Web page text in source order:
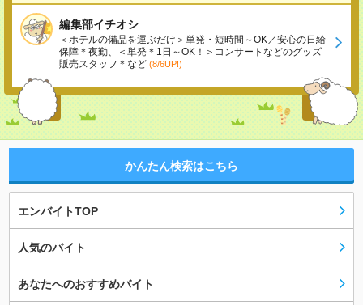
編集部イチオシ
＜ホテルの備品を運ぶだけ＞単発・短時間～OK／安心の日給
保障＊夜勤、＜単発＊1日～OK！＞コンサートなどのグッズ
販売スタッフ＊など (8/6UP!)
かんたん検索はこちら
エンバイトTOP
人気のバイト
あなたへのおすすめバイト